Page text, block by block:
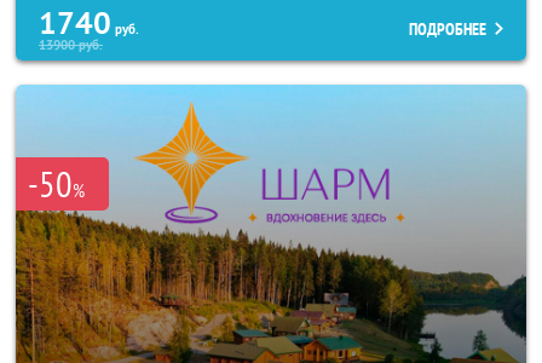
1740 руб.
13900руб.
ПОДРОБНЕЕ
-50%